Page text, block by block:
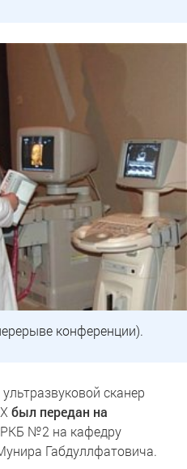
конференции).
сканер
был передан на
№2 на кафедру
Габдуллфатовича.